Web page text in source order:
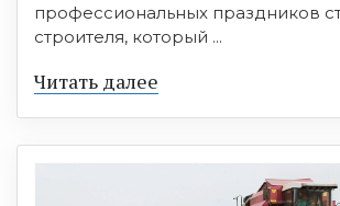
профессиональных праздников
строителя, который ...
Читать далее